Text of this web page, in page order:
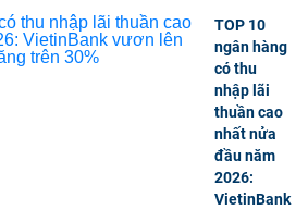
TOP 10
ngân hàng
có thu
nhập lãi
thuần cao
nhất nửa
đầu năm
2026:
VietinBank